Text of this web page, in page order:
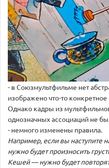
- в Союзмультфильме нет
изображено что-то
Однако кадры из
однозначных ассоциаций не
- немного изменены правила.
Например, если вы наступите
нужно будет произносить
Кешей — нужно будет